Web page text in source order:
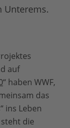
Unterems.
auf
“ haben WWF,
das
ins Leben
die